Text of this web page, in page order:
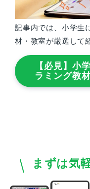
記事内では、小学生
材・教室が厳選して
【必見】小
ラミング教
まずは気